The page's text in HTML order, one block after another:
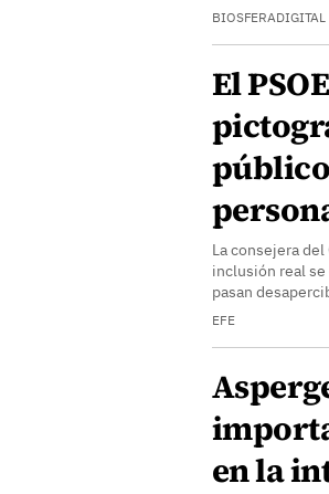
BIOSFERADIGITAL
El
La consejera
inclusión real
pasan
EFE
en la